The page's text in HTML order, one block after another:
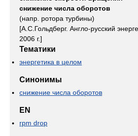
снижение числа оборотов
(напр. ротора турбины)
[А.С.Гольдберг. Англо-русский
2006 г.]
Тематики
энергетика в целом
Синонимы
снижение числа оборотов
EN
rpm drop